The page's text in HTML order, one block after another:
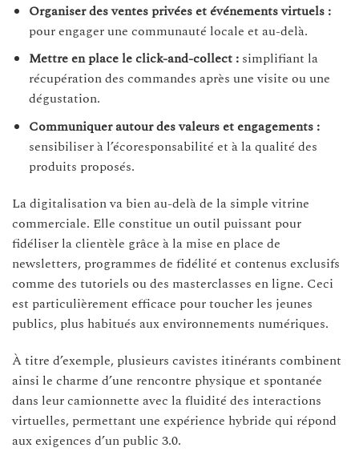
Organiser des ventes privées et événements virtuels :
pour engager une communauté locale et au-delà.
Mettre en place le click-and-collect :simplifiant la
récupération des commandes après une visite ou une
dégustation.
Communiquer autour des valeurs et engagements :
sensibiliser à l’écoresponsabilité et à la qualité des
produits proposés.
La digitalisation va bien au-delà de la simple vitrine
commerciale. Elle constitue un outil puissant pour
fidéliser la clientèle grâce à la mise en place de
newsletters, programmes de fidélité et contenus exclusifs
comme des tutoriels ou des masterclasses en ligne. Ceci
est particulièrement efficace pour toucher les jeunes
publics, plus habitués aux environnements numériques.
À titre d’exemple, plusieurs cavistes itinérants combinent
ainsi le charme d’une rencontre physique et spontanée
dans leur camionnette avec la fluidité des interactions
virtuelles, permettant une expérience hybride qui répond
aux exigences d’un public 3.0.